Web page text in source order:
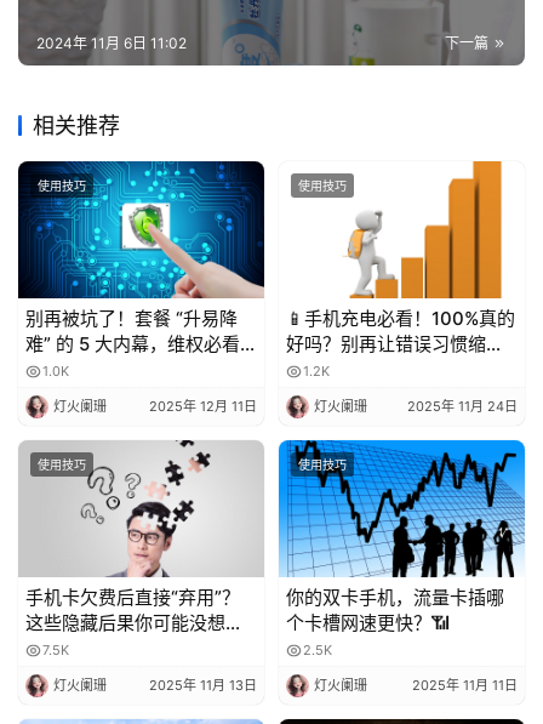
下一篇
2024年 11月 6日 11:02
相关推荐
使用技巧
别再被坑了！套餐 “升易降
难” 的 5 大内幕，维权必看
💥1.0K
灯火阑珊 2025年 12月 11日
使用技巧
📱手机充电必看！100%真的
好吗？别再让错误习惯缩短
电池寿命！
1.2K
灯火阑珊 2025年 11月 24日
使用技巧
手机卡欠费后直接“弃用”？
这些隐藏后果你可能没想
到！
7.5K
灯火阑珊 2025年 11月 13日
使用技巧
你的双卡手机，流量卡插哪
个卡槽网速更快？📶
2.5K
灯火阑珊 2025年 11月 11日